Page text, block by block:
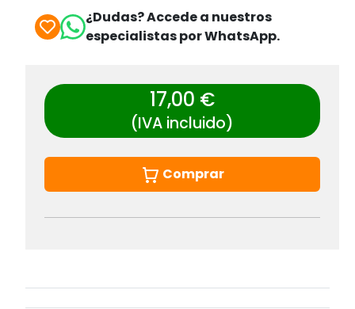
¿Dudas? Accede a nuestros
especialistas por WhatsApp.
17,00 €
(IVA incluido)
Comprar